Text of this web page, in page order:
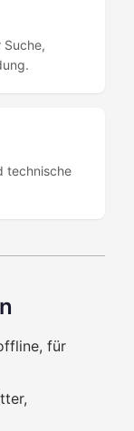
technische
für